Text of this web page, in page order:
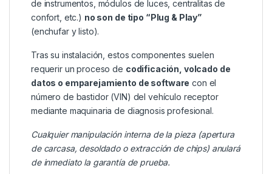
de instrumentos, módulos de luces, centralitas de
confort, etc.) no son de tipo “Plug & Play”
(enchufar y listo).
Tras su instalación, estos componentes suelen
requerir un proceso de codificación, volcado de
datos o emparejamiento de software con el
número de bastidor (VIN) del vehículo receptor
mediante maquinaria de diagnosis profesional.
Cualquier manipulación interna de la pieza (apertura
de carcasa, desoldado o extracción de chips) anulará
de inmediato la garantía de prueba.